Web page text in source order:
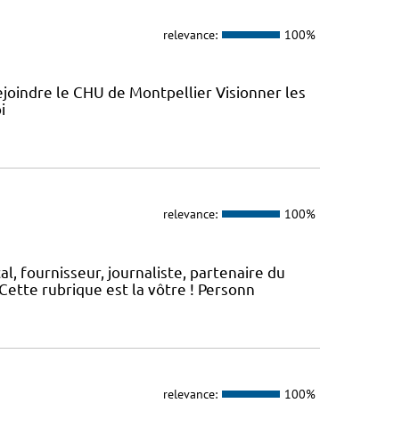
relevance: 100%
le CHU de Montpellier Visionner les
relevance: 100%
fournisseur, journaliste, partenaire du
rubrique est la vôtre ! Personn
relevance: 100%